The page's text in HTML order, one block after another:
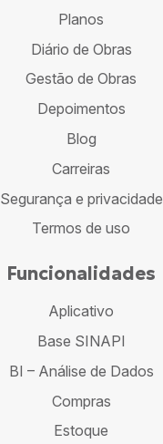
Planos
Diário de Obras
Gestão de Obras
Depoimentos
Blog
Carreiras
Segurança e privacidade
Termos de uso
Funcionalidades
Aplicativo
Base SINAPI
BI – Análise de Dados
Compras
Estoque